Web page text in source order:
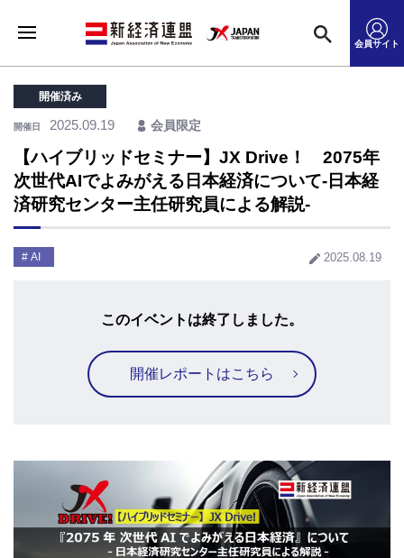
会員サイト
開催済み
開催日 2025.09.19 会員限定
【ハイブリッドセミナー】JX Drive！ 2075年
次世代AIでよみがえる日本経済について-日本経
済研究センター主任研究員による解説-
2025.08.19
AI
このイベントは終了しました。
開催レポートはこちら